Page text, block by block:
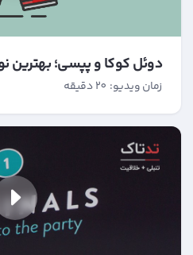
دوئل کوکا و پپسی؛ بهترین
زمان ویدیو: 20 دقیقه